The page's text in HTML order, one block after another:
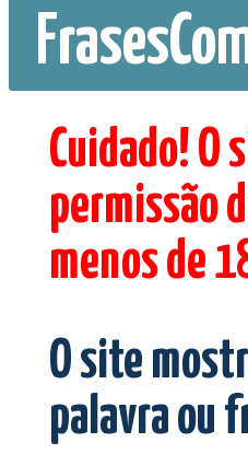
Cuidado!
permissão
menos de
O site
palavra ou